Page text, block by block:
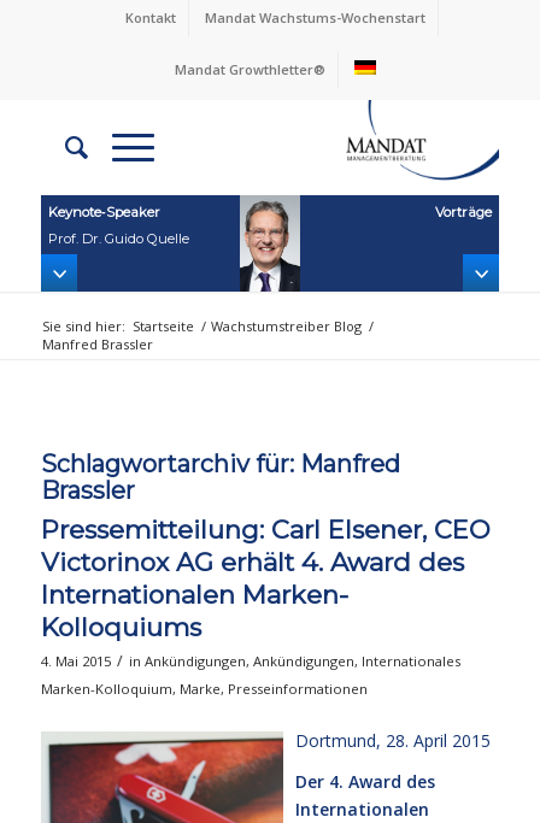
Kontakt Mandat Wachstums-Wochenstart
Mandat Growthletter®
Keynote‑Speaker
Prof. Dr. Guido Quelle
Vorträge
Sie sind hier: Startseite / Wachstumstreiber Blog /
Manfred Brassler
Schlagwortarchiv für: Manfred
Brassler
Pressemitteilung: Carl Elsener, CEO
Victorinox AG erhält 4. Award des
Internationalen Marken-
Kolloquiums
4. Mai 2015 / in Ankündigungen, Ankündigungen, Internationales
Marken-Kolloquium, Marke, Presseinformationen
Dortmund, 28. April 2015
Der 4. Award des
Internationalen